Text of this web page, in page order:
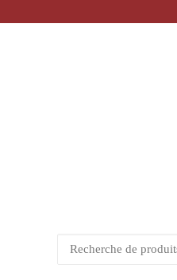
Recherche